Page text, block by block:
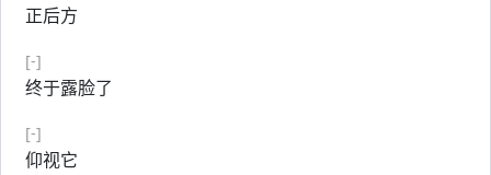
正后方
[-]
终于露脸了
[-]
仰视它